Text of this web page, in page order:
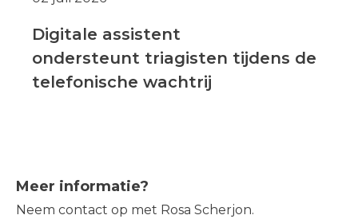
Digitale assistent
ondersteunt triagisten tijdens de
telefonische wachtrij
Meer informatie?
Neem contact op met Rosa Scherjon.